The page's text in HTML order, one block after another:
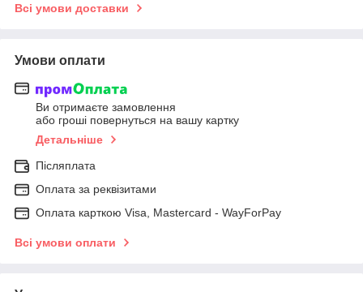
Всі умови доставки
Умови оплати
Ви отримаєте замовлення
або гроші повернуться на вашу картку
Детальніше
Післяплата
Оплата за реквізитами
Оплата карткою Visa, Mastercard - WayForPay
Всі умови оплати